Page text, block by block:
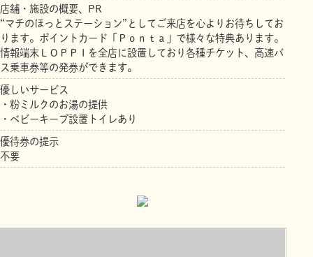
店舗・施設の概要、PR
“マチのほっとステーション”としてご来店を心よりお待ちしてお
ります。ポイントカード「Ｐｏｎｔａ」で様々な特典あります。
情報端末ＬＯＰＰＩを全店に設置しており各種チケット、高速バ
ス乗車券等の発券ができます。
優しいサービス
・粉ミルクのお湯の提供
・ベビーキープ設置トイレあり
優待券の提示
不要